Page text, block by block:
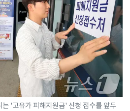
'고유가 피해지원금' 신청 접수를 앞두